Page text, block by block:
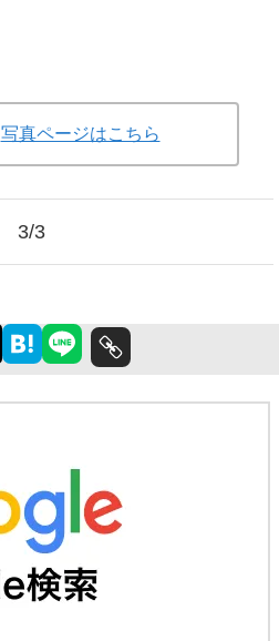
写真ページはこちら
3/3